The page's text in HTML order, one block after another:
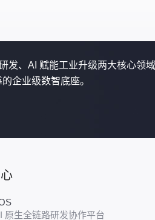
发、AI 赋能工业升级两大核心领
企业级数智底座。
原生全链路研发协作平台